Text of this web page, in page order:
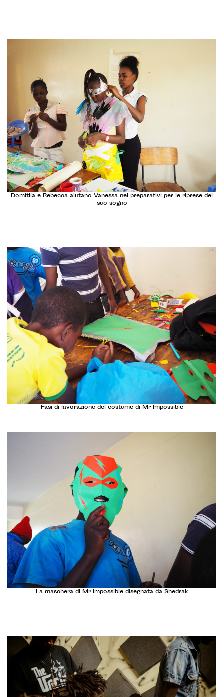
Domitila e Rebecca aiutano Vanessa nei preparativi per le riprese del
suo sogno
Fasi di lavorazione del costume di Mr Impossible
La maschera di Mr Impossible disegnata da Shedrak